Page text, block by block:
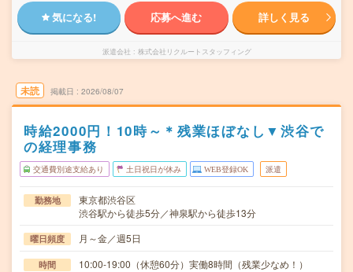
気になる! 応募へ進む 詳しく見る
派遣会社 株式会社リクルートスタッフィング
未読 掲載日 2026/08/07
時給2000円！10時～＊残業ほぼなし▼渋谷で
の経理事務
交通費別途支給あり 土日祝日が休み WEB登録OK 派遣
勤務地
東京都渋谷区
渋谷駅から徒歩5分／神泉駅から徒歩13分
曜日頻度 月～金／週5日
時間 10:00-19:00（休憩60分）実働8時間（残業少なめ！）